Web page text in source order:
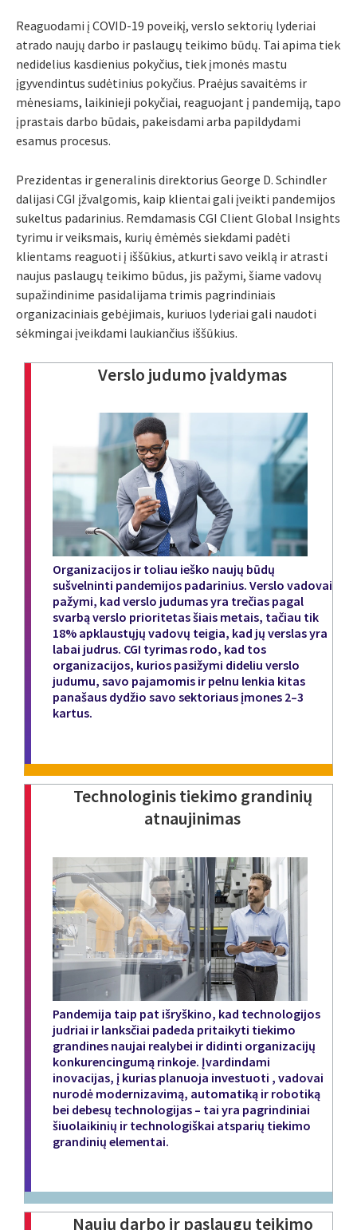
Reaguodami į COVID-19 poveikį, verslo sektorių lyderiai
atrado naujų darbo ir paslaugų teikimo būdų. Tai apima tiek
nedidelius kasdienius pokyčius, tiek įmonės mastu
įgyvendintus sudėtinius pokyčius. Praėjus savaitėms ir
mėnesiams, laikinieji pokyčiai, reaguojant į pandemiją, tapo
įprastais darbo būdais, pakeisdami arba papildydami
esamus procesus.
Prezidentas ir generalinis direktorius George D. Schindler
dalijasi CGI įžvalgomis, kaip klientai gali įveikti pandemijos
sukeltus padarinius. Remdamasis CGI Client Global Insights
tyrimu ir veiksmais, kurių ėmėmės siekdami padėti
klientams reaguoti į iššūkius, atkurti savo veiklą ir atrasti
naujus paslaugų teikimo būdus, jis pažymi, šiame vadovų
supažindinime pasidalijama trimis pagrindiniais
organizaciniais gebėjimais, kuriuos lyderiai gali naudoti
sėkmingai įveikdami laukiančius iššūkius.
Verslo judumo įvaldymas
Organizacijos ir toliau ieško naujų būdų
sušvelninti pandemijos padarinius. Verslo vadovai
pažymi, kad verslo judumas yra trečias pagal
svarbą verslo prioritetas šiais metais, tačiau tik
18% apklaustųjų vadovų teigia, kad jų verslas yra
labai judrus. CGI tyrimas rodo, kad tos
organizacijos, kurios pasižymi dideliu verslo
judumu, savo pajamomis ir pelnu lenkia kitas
panašaus dydžio savo sektoriaus įmones 2–3
kartus.
Technologinis tiekimo grandinių
atnaujinimas
Pandemija taip pat išryškino, kad technologijos
judriai ir lanksčiai padeda pritaikyti tiekimo
grandines naujai realybei ir didinti organizacijų
konkurencingumą rinkoje. Įvardindami
inovacijas, į kurias planuoja investuoti , vadovai
nurodė modernizavimą, automatiką ir robotiką
bei debesų technologijas – tai yra pagrindiniai
šiuolaikinių ir technologiškai atsparių tiekimo
grandinių elementai.
Naujų darbo ir paslaugų teikimo